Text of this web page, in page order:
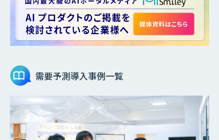
需要予測導入事例一覧